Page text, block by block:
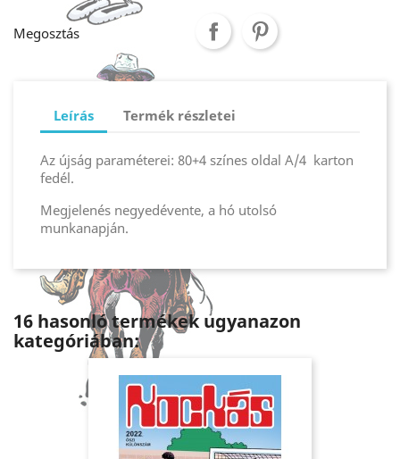
Megosztás
Leírás Termék részletei
Az újság paraméterei: 80+4 színes oldal A/4 karton
fedél.
Megjelenés negyedévente, a hó utolsó
munkanapján.
16 hasonló termékek ugyanazon
kategóriában: